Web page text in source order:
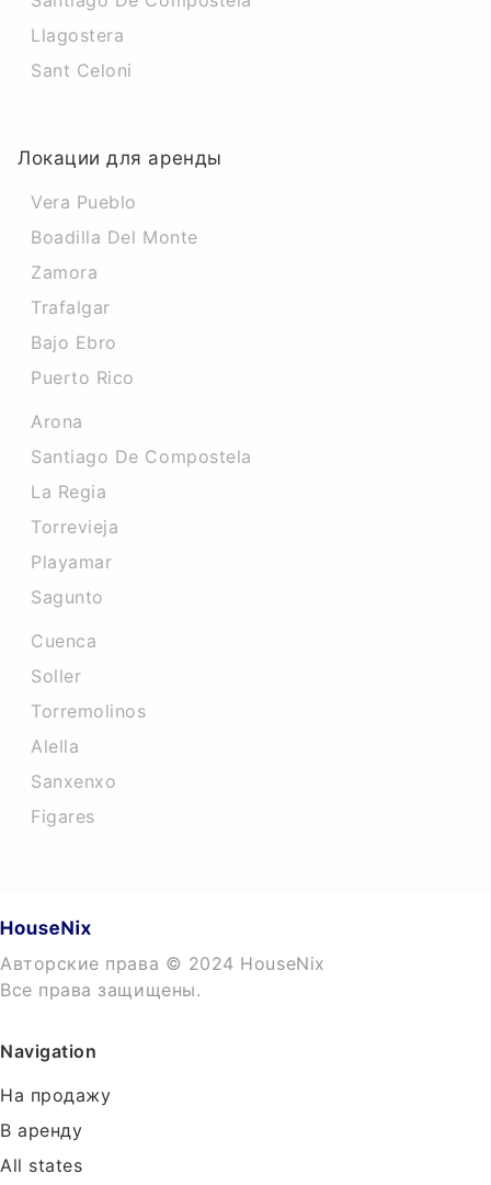
Llagostera
Sant Celoni
Локации для аренды
Vera Pueblo
Boadilla Del Monte
Zamora
Trafalgar
Bajo Ebro
Puerto Rico
Arona
Santiago De Compostela
La Regia
Torrevieja
Playamar
Sagunto
Cuenca
Soller
Torremolinos
Alella
Sanxenxo
Figares
Авторские права © 2024 HouseNix
Все права защищены.
Navigation
На продажу
В аренду
All states